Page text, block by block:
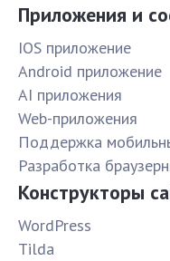
Приложения и
IOS приложение
Android приложение
AI приложения
Web-приложения
Поддержка
Разработка
Конструкторы
WordPress
Tilda